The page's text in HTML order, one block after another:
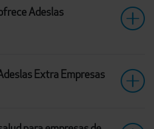
Adeslas
Extra Empresas